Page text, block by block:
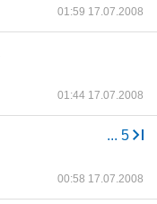
01:59 17.07.2008
01:44 17.07.2008
... 5
00:58 17.07.2008